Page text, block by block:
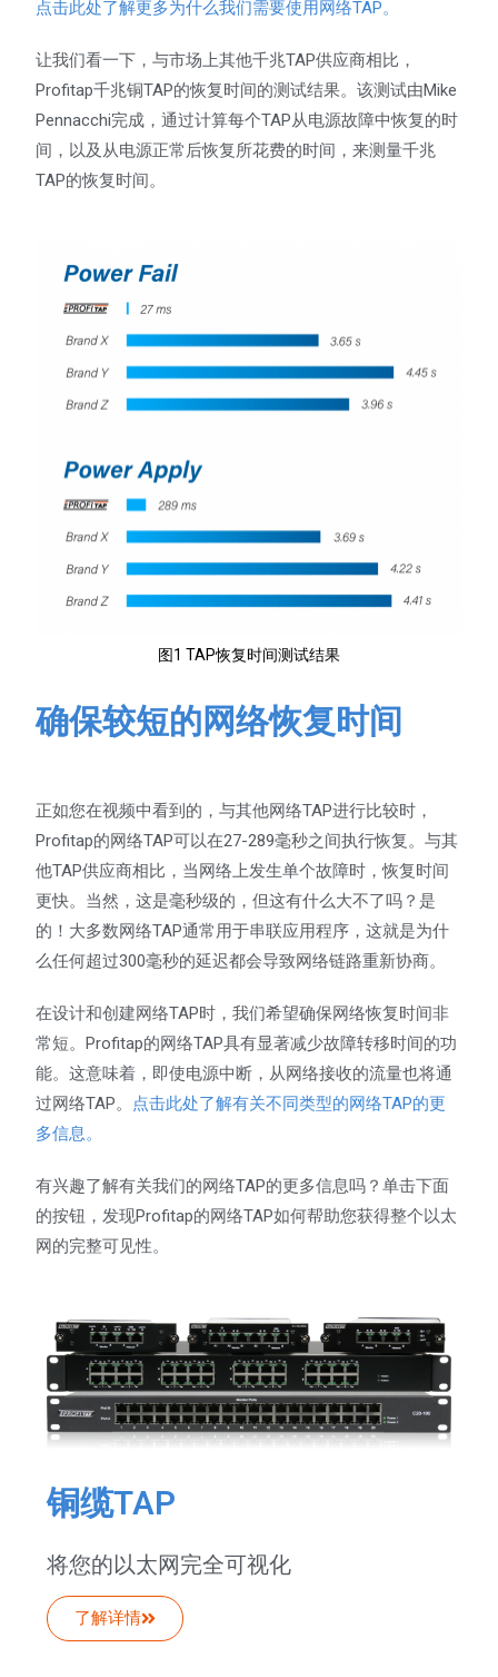
点击此处了解更多为什么我们需要使用网络TAP。
让我们看一下，与市场上其他千兆TAP供应商相比，
Profitap千兆铜TAP的恢复时间的测试结果。该测试由Mike
Pennacchi完成，通过计算每个TAP从电源故障中恢复的时
间，以及从电源正常后恢复所花费的时间，来测量千兆
TAP的恢复时间。
图1 TAP恢复时间测试结果
确保较短的网络恢复时间
正如您在视频中看到的，与其他网络TAP进行比较时，
Profitap的网络TAP可以在27-289毫秒之间执行恢复。与其
他TAP供应商相比，当网络上发生单个故障时，恢复时间
更快。当然，这是毫秒级的，但这有什么大不了吗？是
的！大多数网络TAP通常用于串联应用程序，这就是为什
么任何超过300毫秒的延迟都会导致网络链路重新协商。
在设计和创建网络TAP时，我们希望确保网络恢复时间非
常短。Profitap的网络TAP具有显著减少故障转移时间的功
能。这意味着，即使电源中断，从网络接收的流量也将通
过网络TAP。 点击此处了解有关不同类型的网络TAP的更
多信息。
有兴趣了解有关我们的网络TAP的更多信息吗？单击下面
的按钮，发现Profitap的网络TAP如何帮助您获得整个以太
网的完整可见性。
铜缆TAP
将您的以太网完全可视化
了解详情